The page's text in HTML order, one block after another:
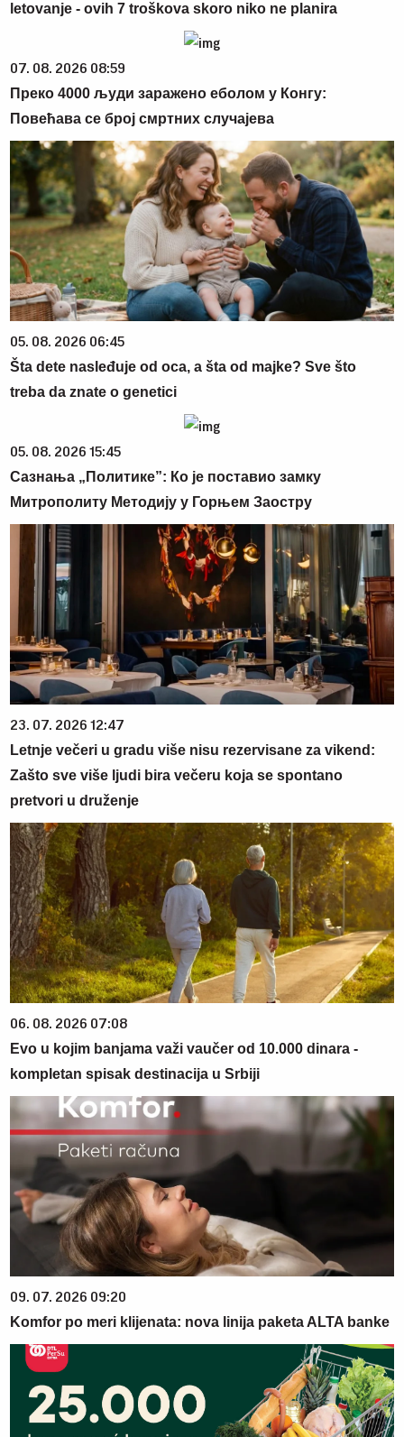
letovanje - ovih 7 troškova skoro niko ne planira
07. 08. 2026 08:59
Преко 4000 људи заражено еболом у Конгу:
Повећава се број смртних случајева
05. 08. 2026 06:45
Šta dete nasleđuje od oca, a šta od majke? Sve što
treba da znate o genetici
05. 08. 2026 15:45
Сазнања „Политике”: Ко је поставио замку
Митрополиту Методију у Горњем Заостру
23. 07. 2026 12:47
Letnje večeri u gradu više nisu rezervisane za vikend:
Zašto sve više ljudi bira večeru koja se spontano
pretvori u druženje
06. 08. 2026 07:08
Evo u kojim banjama važi vaučer od 10.000 dinara -
kompletan spisak destinacija u Srbiji
09. 07. 2026 09:20
Komfor po meri klijenata: nova linija paketa ALTA banke